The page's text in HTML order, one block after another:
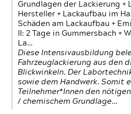
Grundlagen der Lackierung +
Hersteller + Lackaufbau im
Schäden am Lackaufbau +
II: 2 Tage in Gummersbach +
La…
Diese Intensivausbildung
Fahrzeuglackierung aus den
Blickwinkeln. Der
sowie dem Handwerk. Somit
Teilnehmer*Innen den
/ chemischem Grundlage…